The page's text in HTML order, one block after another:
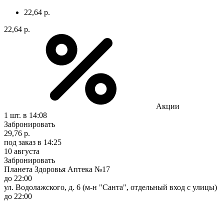
22,64 р.
22,64 р.
Акции
1 шт. в 14:08
Забронировать
29,76 р.
под заказ в 14:25
10 августа
Забронировать
Планета Здоровья Аптека №17
до 22:00
ул. Водолажского, д. 6 (м-н "Санта", отдельный вход с улицы)
до 22:00